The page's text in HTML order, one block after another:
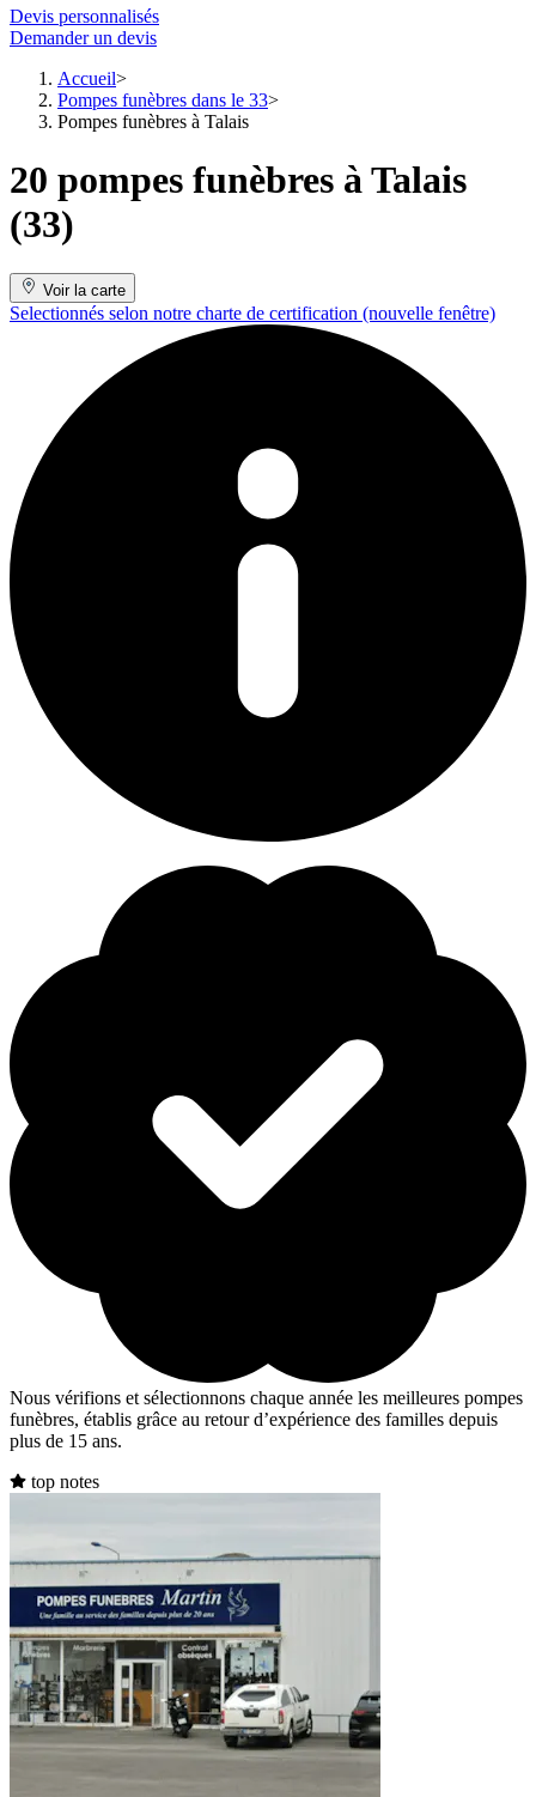
Devis personnalisés
Demander un devis
Accueil
Pompes funèbres dans le 33
Pompes funèbres à Talais
20 pompes funèbres à Talais
(33)
Voir la carte
Selectionnés selon notre charte de certification (nouvelle fenêtre)
Nous vérifions et sélectionnons chaque année les meilleures pompes
funèbres, établis grâce au retour d’expérience des familles depuis
plus de 15 ans.
top notes